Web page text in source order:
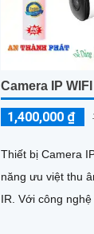
Camera IP
1,400,000 ₫
Thiết bị Camera
năng ưu việt thu
IR. Với công